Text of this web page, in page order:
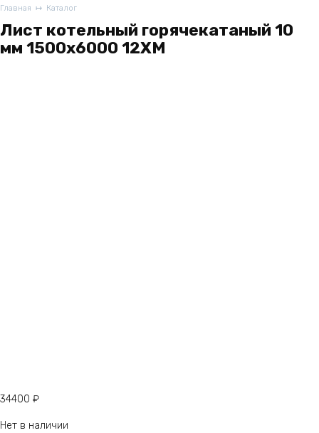
Главная Каталог
Лист котельный горячекатаный 10
мм 1500х6000 12ХМ
34400 ₽
Нет в наличии